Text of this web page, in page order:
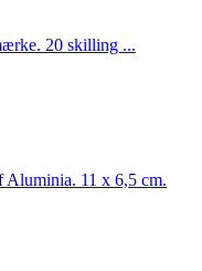
20 skilling ...
Aluminia. 11 x 6,5 cm.